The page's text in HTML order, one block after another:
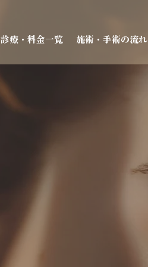
診療・料金一覧 施術・手術の流れ